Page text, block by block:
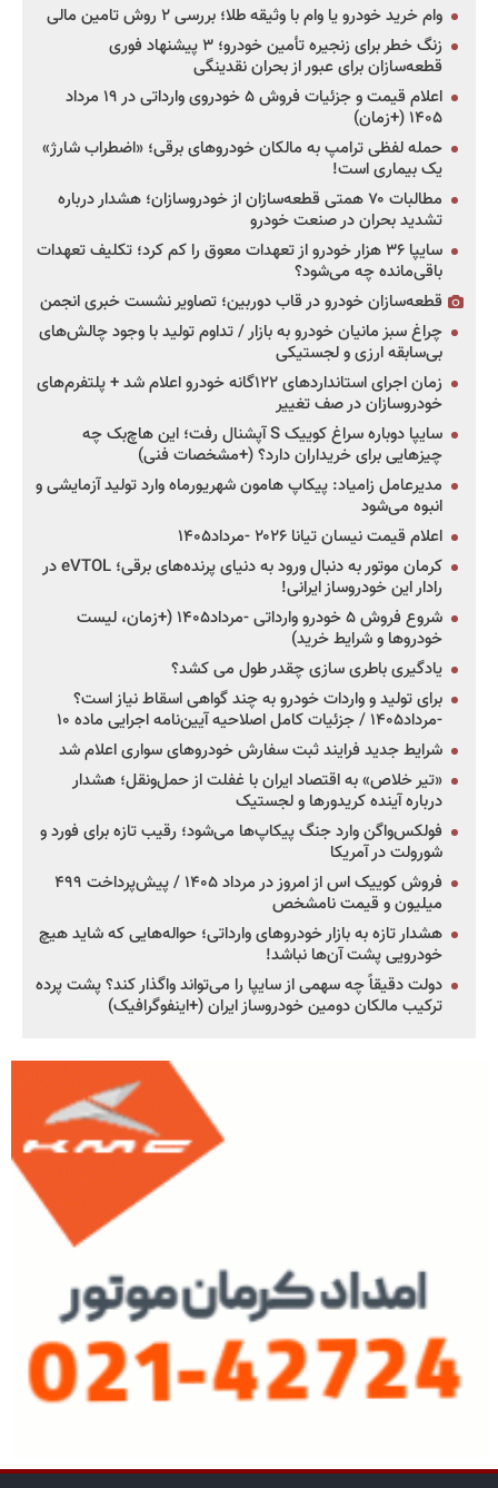
وام خرید خودرو یا وام با وثیقه طلا؛ بررسی ۲ روش تامین مالی
زنگ خطر برای زنجیره تأمین خودرو؛ ۳ پیشنهاد فوری
قطعه‌سازان برای عبور از بحران نقدینگی
اعلام قیمت و جزئیات فروش ۵ خودروی وارداتی در ۱۹ مرداد
۱۴۰۵ (+زمان)
حمله لفظی ترامپ به مالکان خودروهای برقی؛ «اضطراب شارژ»
یک بیماری است!
مطالبات ۷۰ همتی قطعه‌سازان از خودروسازان؛ هشدار درباره
تشدید بحران در صنعت خودرو
سایپا ۳۶ هزار خودرو از تعهدات معوق را کم کرد؛ تکلیف تعهدات
باقی‌مانده چه می‌شود؟
قطعه‌سازان خودرو در قاب دوربین؛ تصاویر نشست خبری انجمن
چراغ سبز مانیان خودرو به بازار / تداوم تولید با وجود چالش‌های
بی‌سابقه ارزی و لجستیکی
زمان اجرای استانداردهای ۱۲۲گانه خودرو اعلام شد + پلتفرم‌های
خودروسازان در صف تغییر
سایپا دوباره سراغ کوییک S آپشنال رفت؛ این هاچ‌بک چه
چیزهایی برای خریداران دارد؟ (+مشخصات فنی)
مدیرعامل زامیاد: پیکاپ هامون شهریورماه وارد تولید آزمایشی و
انبوه می‌شود
اعلام قیمت نیسان تیانا ۲۰۲۶ -مرداد۱۴۰۵
کرمان موتور به دنبال ورود به دنیای پرنده‌های برقی؛ eVTOL در
رادار این خودروساز ایرانی!
شروع فروش ۵ خودرو وارداتی -مرداد۱۴۰۵ (+زمان، لیست
خودروها و شرایط خرید)
یادگیری باطری سازی چقدر طول می کشد؟
برای تولید و واردات خودرو به چند گواهی اسقاط نیاز است؟
-مرداد۱۴۰۵ / جزئیات کامل اصلاحیه آیین‌نامه اجرایی ماده ۱۰
شرایط جدید فرایند ثبت سفارش خودروهای سواری اعلام شد
«تیر خلاص» به اقتصاد ایران با غفلت از حمل‌ونقل؛ هشدار
درباره آینده کریدورها و لجستیک
فولکس‌واگن وارد جنگ پیکاپ‌ها می‌شود؛ رقیب تازه برای فورد و
شورولت در آمریکا
فروش کوییک اس از امروز در مرداد ۱۴۰۵ / پیش‌پرداخت ۴۹۹
میلیون و قیمت نامشخص
هشدار تازه به بازار خودروهای وارداتی؛ حواله‌هایی که شاید هیچ
خودرویی پشت آن‌ها نباشد!
دولت دقیقاً چه سهمی از سایپا را می‌تواند واگذار کند؟ پشت پرده
ترکیب مالکان دومین خودروساز ایران (+اینفوگرافیک)